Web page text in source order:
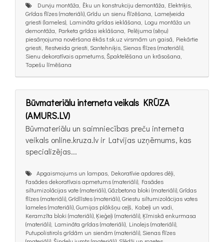
Durvju montāža, Ēku un konstrukciju demontāža, Elektriķis,
Grīdas flīzes (materiāli), Grīdu un sienu flīzēšana, Lameļveida
griesti (lameles), Lamināta grīdas ieklāšana, Logu montāža un
demontāža, Parketa grīdas ieklāšana, Pelējuma (sēņu)
piesārņojuma novēršana ēkās t.sk.uz virsmām un gaisā, Piekārtie
griesti, Restveida griesti, Santehniķis, Sienas flīzes (materiāli),
Sienu dekoratīvais apmetums, Špaktelēšana un krāsošana,
Tapešu līmēšana
Būvmateriālu interneta veikals KRŪZA
(AMURS.LV)
Būvmateriālu un saimniecības preču interneta
veikals online.kruza.lv ir Latvijas uzņēmums, kas
specializējas...
Apgaismojums un lampas, Dekoratīvie apdares dēļi,
Fasādes dekoratīvais apmetums (materiāli), Fasādes
siltumizolācijas vate (materiāli), Gāzbetona bloki (materiāli), Grīdas
flīzes (materiāli), Grīdlīstes (materiāli), Griestu siltumizolācijas vates
lameles (materiāli), Gumijas plākšņu ceļš, Kabeļi un vadi,
Keramzīta bloki (materiāli), Ķieģeļi (materiāli), Ķīmiskā enkurmasa
(materiāli), Lamināta grīdas (materiāli), Linolejs (materiāli),
Putupolistirols grīdām un sienām (materiāli), Sienas flīzes